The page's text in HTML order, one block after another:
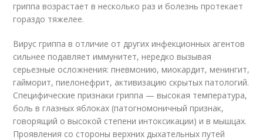
гриппа возрастает в несколько раз и болезнь протекает
гораздо тяжелее.
Вирус гриппа в отличие от других инфекционных агентов
сильнее подавляет иммунитет, нередко вызывая
серьезные осложнения: пневмонию, миокардит, менингит,
гайморит, пиелонефрит, активизацию скрытых патологий.
Специфические признаки гриппа — высокая температура,
боль в глазных яблоках (патогномоничный признак,
говорящий о высокой степени интоксикации) и в мышцах.
Проявления со стороны верхних дыхательных путей